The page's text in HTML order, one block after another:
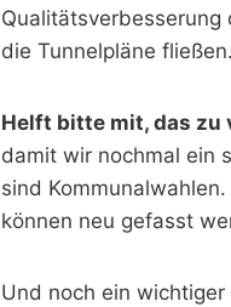
Qualitätsverbesserung
die Tunnelpläne fließen.
Helft bitte mit, das zu
damit wir nochmal ein
sind
können neu gefasst
Und noch ein wichtiger